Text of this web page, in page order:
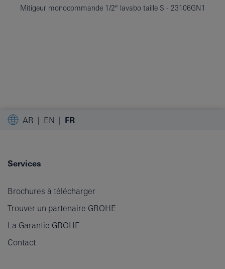
Mitigeur monocommande 1/2″ lavabo taille S
23106GN1
AR EN FR
Services
Brochures à télécharger
Trouver un partenaire GROHE
La Garantie GROHE
Contact